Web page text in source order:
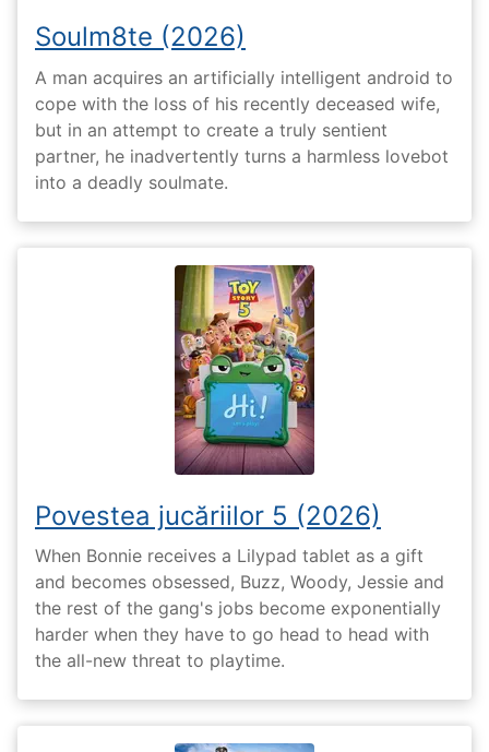
Soulm8te (2026)
A man acquires an artificially intelligent android to
cope with the loss of his recently deceased wife,
but in an attempt to create a truly sentient
partner, he inadvertently turns a harmless lovebot
into a deadly soulmate.
Povestea jucăriilor 5 (2026)
When Bonnie receives a Lilypad tablet as a gift
and becomes obsessed, Buzz, Woody, Jessie and
the rest of the gang's jobs become exponentially
harder when they have to go head to head with
the all-new threat to playtime.